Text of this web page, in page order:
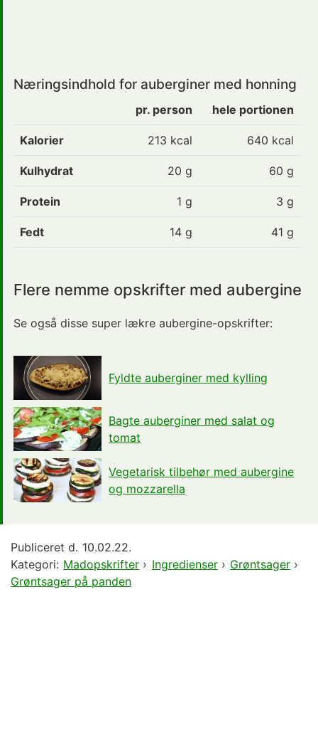
Næringsindhold for auberginer med honning
pr. person hele portionen
Kalorier 213 kcal 640 kcal
Kulhydrat 20 g 60 g
Protein 1 g 3 g
Fedt 14 g 41 g
Flere nemme opskrifter med aubergine
Se også disse super lækre aubergine-opskrifter:
Fyldte auberginer med kylling
Bagte auberginer med salat og
tomat
Vegetarisk tilbehør med aubergine
og mozzarella
Publiceret d. 10.02.22.
Kategori: Madopskrifter › Ingredienser› Grøntsager ›
Grøntsager på panden